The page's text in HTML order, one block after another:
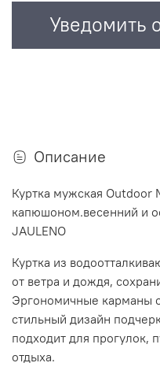
Уведомить
Описание
Куртка мужская Outdoor
капюшоном.весенний и
JAULENO
Куртка из
от ветра и дождя,
Эргономичные карманы
стильный дизайн
подходит для прогулок,
отдыха.